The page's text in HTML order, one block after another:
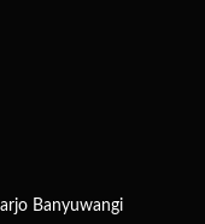
Banyuwangi